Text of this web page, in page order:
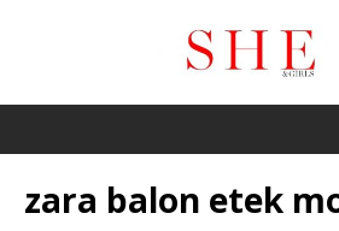
zara balon etek